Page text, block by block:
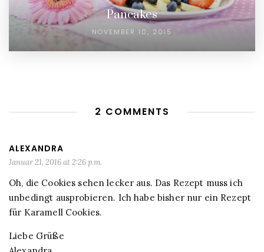
Pancakes
NOVEMBER 10, 2015
2 COMMENTS
ALEXANDRA
Januar 21, 2016 at 2:26 p.m.
Oh, die Cookies sehen lecker aus. Das Rezept muss ich
unbedingt ausprobieren. Ich habe bisher nur ein Rezept
für Karamell Cookies.
Liebe Grüße